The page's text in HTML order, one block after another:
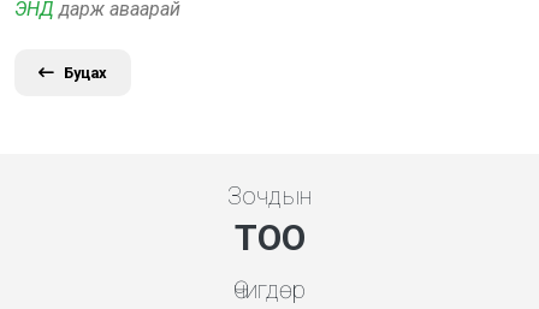
ЭНД дарж аваарай
Буцах
Зочдын
ТОО
Өчигдөр